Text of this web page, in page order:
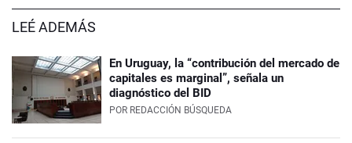
LEÉ ADEMÁS
En Uruguay, la “contribución del mercado de
capitales es marginal”, señala un
diagnóstico del BID
POR REDACCIÓN BÚSQUEDA